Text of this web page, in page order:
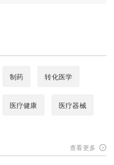
制药 转化医学
医疗健康 医疗器械
查看更多